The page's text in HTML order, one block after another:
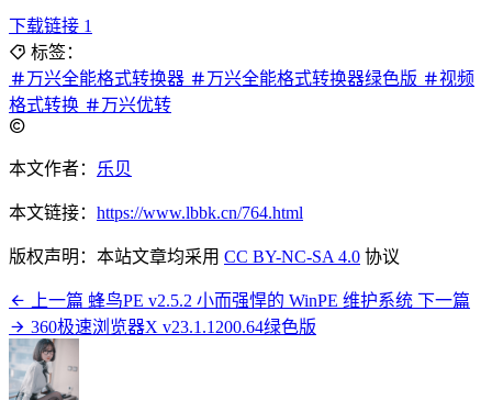
下载链接 1
标签：
万兴全能格式转换器
万兴全能格式转换器绿色版
视频
格式转换
万兴优转
本文作者： 乐贝
本文链接： https://www.lbbk.cn/764.html
版权声明：本站文章均采用 CC BY-NC-SA 4.0 协议
上一篇 蜂鸟PE v2.5.2 小而强悍的 WinPE 维护系统 下一篇
360极速浏览器X v23.1.1200.64绿色版